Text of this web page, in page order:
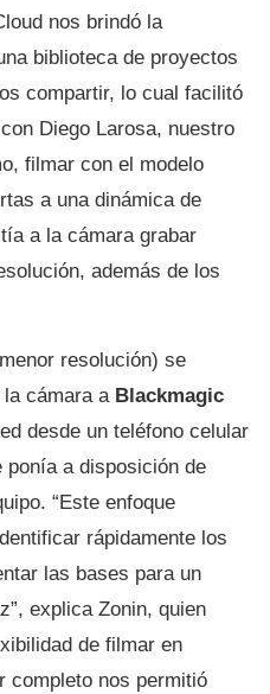
nos brindó la
biblioteca de proyectos
compartir, lo cual facilitó
Diego Larosa, nuestro
filmar con el modelo
a una dinámica de
a la cámara grabar
además de los
resolución) se
cámara a Blackmagic
desde un teléfono celular
a disposición de
“Este enfoque
rápidamente los
las bases para un
explica Zonin, quien
de filmar en
completo nos permitió